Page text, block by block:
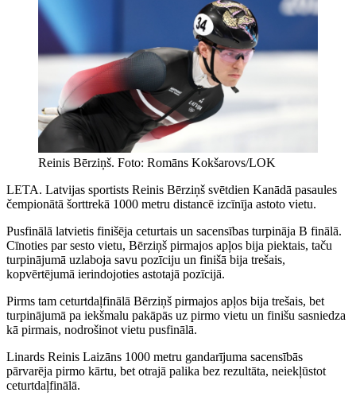
Reinis Bērziņš. Foto: Romāns Kokšarovs/LOK
LETA. Latvijas sportists Reinis Bērziņš svētdien Kanādā pasaules
čempionātā šorttrekā 1000 metru distancē izcīnīja astoto vietu.
Pusfinālā latvietis finišēja ceturtais un sacensības turpināja B finālā.
Cīnoties par sesto vietu, Bērziņš pirmajos apļos bija piektais, taču
turpinājumā uzlaboja savu pozīciju un finišā bija trešais,
kopvērtējumā ierindojoties astotajā pozīcijā.
Pirms tam ceturtdaļfinālā Bērziņš pirmajos apļos bija trešais, bet
turpinājumā pa iekšmalu pakāpās uz pirmo vietu un finišu sasniedza
kā pirmais, nodrošinot vietu pusfinālā.
Linards Reinis Laizāns 1000 metru gandarījuma sacensībās
pārvarēja pirmo kārtu, bet otrajā palika bez rezultāta, neiekļūstot
ceturtdaļfinālā.